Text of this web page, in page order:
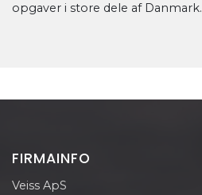
opgaver i store dele af Danmark.
FIRMAINFO
Veiss ApS